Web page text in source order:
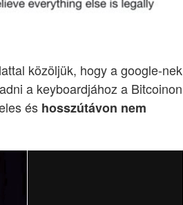
közöljük, hogy a google-nek
a keyboardjához a Bitcoinon
és hosszútávon nem